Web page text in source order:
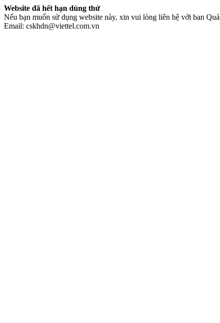
Website đã hết hạn dùng thử
Nếu bạn muốn sử dụng website này, xin vui lòng liên hệ với ban
Email: cskhdn@viettel.com.vn